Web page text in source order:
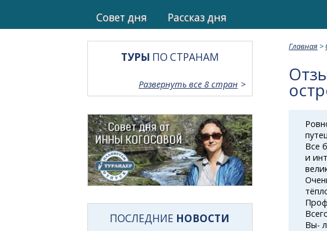
Cовет дня
Рассказ дня
Главная >
Все
и
Вы-
ТУРЫ ПО СТРАНАМ
Развернуть все 8 стран
ПОСЛЕДНИЕ НОВОСТИ